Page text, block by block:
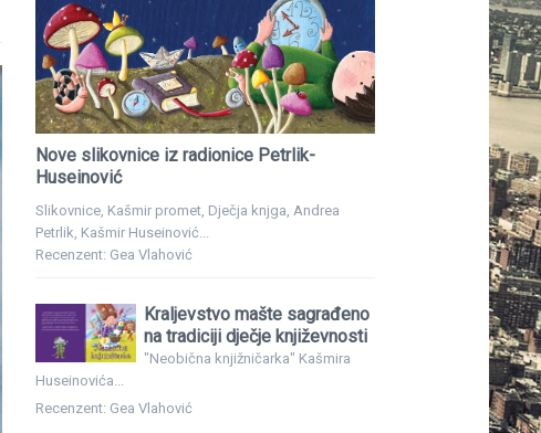
Nove slikovnice iz radionice Petrlik-
Huseinović
Slikovnice, Kašmir promet, Dječja knjga, Andrea
Petrlik, Kašmir Huseinović...
Recenzent: Gea Vlahović
Kraljevstvo mašte sagrađeno
na tradiciji dječje književnosti
"Neobična knjižničarka" Kašmira
Huseinovića...
Recenzent: Gea Vlahović